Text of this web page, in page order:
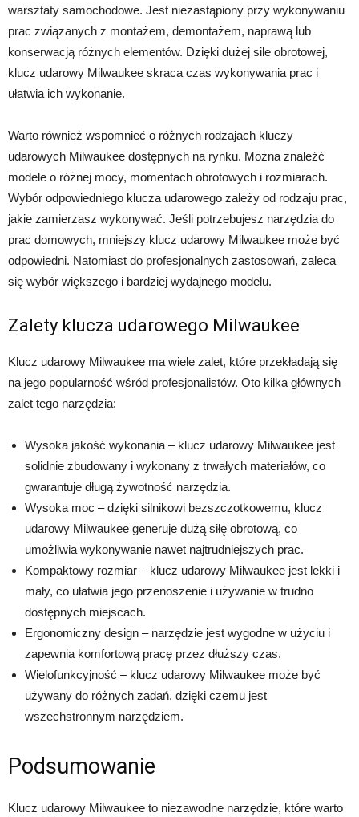
warsztaty samochodowe. Jest niezastąpiony przy wykonywaniu
prac związanych z montażem, demontażem, naprawą lub
konserwacją różnych elementów. Dzięki dużej sile obrotowej,
klucz udarowy Milwaukee skraca czas wykonywania prac i
ułatwia ich wykonanie.
Warto również wspomnieć o różnych rodzajach kluczy
udarowych Milwaukee dostępnych na rynku. Można znaleźć
modele o różnej mocy, momentach obrotowych i rozmiarach.
Wybór odpowiedniego klucza udarowego zależy od rodzaju prac,
jakie zamierzasz wykonywać. Jeśli potrzebujesz narzędzia do
prac domowych, mniejszy klucz udarowy Milwaukee może być
odpowiedni. Natomiast do profesjonalnych zastosowań, zaleca
się wybór większego i bardziej wydajnego modelu.
Zalety klucza udarowego Milwaukee
Klucz udarowy Milwaukee ma wiele zalet, które przekładają się
na jego popularność wśród profesjonalistów. Oto kilka głównych
zalet tego narzędzia:
Wysoka jakość wykonania – klucz udarowy Milwaukee jest
solidnie zbudowany i wykonany z trwałych materiałów, co
gwarantuje długą żywotność narzędzia.
Wysoka moc – dzięki silnikowi bezszczotkowemu, klucz
udarowy Milwaukee generuje dużą siłę obrotową, co
umożliwia wykonywanie nawet najtrudniejszych prac.
Kompaktowy rozmiar – klucz udarowy Milwaukee jest lekki i
mały, co ułatwia jego przenoszenie i używanie w trudno
dostępnych miejscach.
Ergonomiczny design – narzędzie jest wygodne w użyciu i
zapewnia komfortową pracę przez dłuższy czas.
Wielofunkcyjność – klucz udarowy Milwaukee może być
używany do różnych zadań, dzięki czemu jest
wszechstronnym narzędziem.
Podsumowanie
Klucz udarowy Milwaukee to niezawodne narzędzie, które warto